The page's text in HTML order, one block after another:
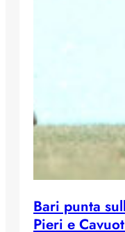
Bari punta
Pieri e